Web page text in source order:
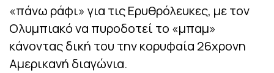
«πάνω ράφι» για τις Ερυθρόλευκες, με τον
Ολυμπιακό να πυροδοτεί το «μπαμ»
κάνοντας δική του την κορυφαία 26χρονη
Αμερικανή διαγώνια.